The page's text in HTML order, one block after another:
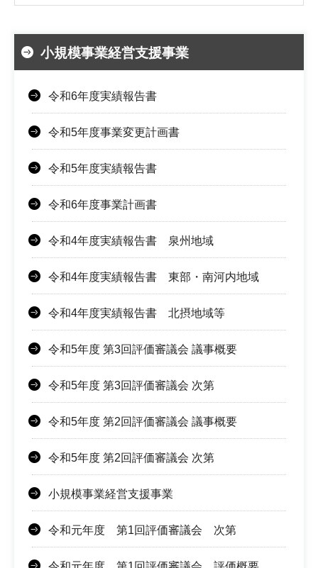
小規模事業経営支援事業
令和6年度実績報告書
令和5年度事業変更計画書
令和5年度実績報告書
令和6年度事業計画書
令和4年度実績報告書 泉州地域
令和4年度実績報告書 東部・南河内地域
令和4年度実績報告書 北摂地域等
令和5年度 第3回評価審議会 議事概要
令和5年度 第3回評価審議会 次第
令和5年度 第2回評価審議会 議事概要
令和5年度 第2回評価審議会 次第
小規模事業経営支援事業
令和元年度 第1回評価審議会 次第